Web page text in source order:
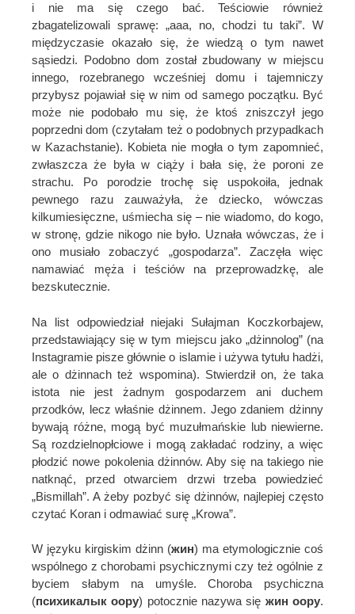
i nie ma się czego bać. Teściowie również
zbagatelizowali sprawę: „aaa, no, chodzi tu taki”. W
międzyczasie okazało się, że wiedzą o tym nawet
sąsiedzi. Podobno dom został zbudowany w miejscu
innego, rozebranego wcześniej domu i tajemniczy
przybysz pojawiał się w nim od samego początku. Być
może nie podobało mu się, że ktoś zniszczył jego
poprzedni dom (czytałam też o podobnych przypadkach
w Kazachstanie). Kobieta nie mogła o tym zapomnieć,
zwłaszcza że była w ciąży i bała się, że poroni ze
strachu. Po porodzie trochę się uspokoiła, jednak
pewnego razu zauważyła, że dziecko, wówczas
kilkumiesięczne, uśmiecha się – nie wiadomo, do kogo,
w stronę, gdzie nikogo nie było. Uznała wówczas, że i
ono musiało zobaczyć „gospodarza”. Zaczęła więc
namawiać męża i teściów na przeprowadzkę, ale
bezskutecznie.
Na list odpowiedział niejaki Sułajman Koczkorbajew,
przedstawiający się w tym miejscu jako „dżinnolog” (na
Instagramie pisze głównie o islamie i używa tytułu hadżi,
ale o dżinnach też wspomina). Stwierdził on, że taka
istota nie jest żadnym gospodarzem ani duchem
przodków, lecz właśnie dżinnem. Jego zdaniem dżinny
bywają różne, mogą być muzułmańskie lub niewierne.
Są rozdzielnopłciowe i mogą zakładać rodziny, a więc
płodzić nowe pokolenia dżinnów. Aby się na takiego nie
natknąć, przed otwarciem drzwi trzeba powiedzieć
„Bismillah”. A żeby pozbyć się dżinnów, najlepiej często
czytać Koran i odmawiać surę „Krowa”.
W języku kirgiskim dżinn (жин) ma etymologicznie coś
wspólnego z chorobami psychicznymi czy też ogólnie z
byciem słabym na umyśle. Choroba psychiczna
(психикалык оору) potocznie nazywa się жин оору.